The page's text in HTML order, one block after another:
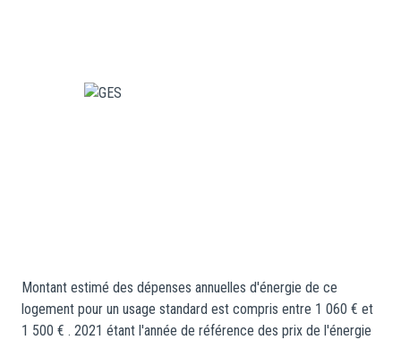
Montant estimé des dépenses annuelles d'énergie de ce
logement pour un usage standard est compris entre 1 060 € et
1 500 € . 2021 étant l'année de référence des prix de l'énergie